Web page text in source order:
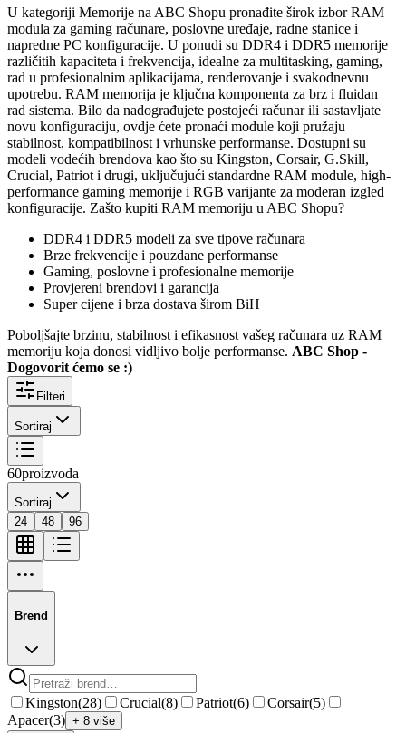
U kategoriji Memorije na ABC Shopu pronađite širok izbor RAM
modula za gaming računare, poslovne uređaje, radne stanice i
napredne PC konfiguracije. U ponudi su DDR4 i DDR5 memorije
različitih kapaciteta i frekvencija, idealne za multitasking, gaming,
rad u profesionalnim aplikacijama, renderovanje i svakodnevnu
upotrebu. RAM memorija je ključna komponenta za brz i fluidan
rad sistema. Bilo da nadograđujete postojeći računar ili sastavljate
novu konfiguraciju, ovdje ćete pronaći module koji pružaju
stabilnost, kompatibilnost i vrhunske performanse. Dostupni su
modeli vodećih brendova kao što su Kingston, Corsair, G.Skill,
Crucial, Patriot i drugi, uključujući standardne RAM module, high-
performance gaming memorije i RGB varijante za moderan izgled
konfiguracije. Zašto kupiti RAM memoriju u ABC Shopu?
DDR4 i DDR5 modeli za sve tipove računara
Brze frekvencije i pouzdane performanse
Gaming, poslovne i profesionalne memorije
Provjereni brendovi i garancija
Super cijene i brza dostava širom BiH
Poboljšajte brzinu, stabilnost i efikasnost vašeg računara uz RAM
memoriju koja donosi vidljivo bolje performanse. ABC Shop -
Dogovorit ćemo se :)
Filteri
Sortiraj
60proizvoda
Sortiraj
24
48 96
Brend
Kingston(28) Crucial(8) Patriot(6) Corsair(5)
Apacer(3) + 8 više